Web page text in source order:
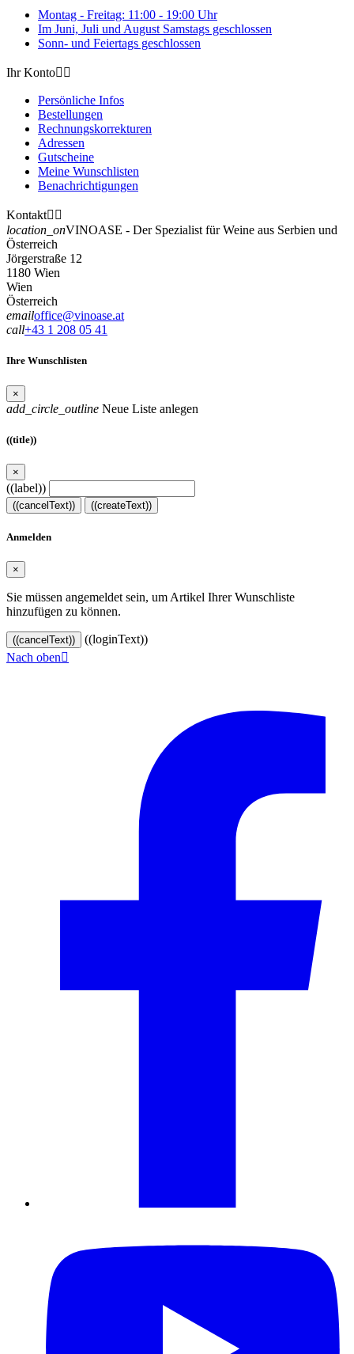
Montag - Freitag: 11:00 - 19:00 Uhr
Im Juni, Juli und August Samstags geschlossen
Sonn- und Feiertags geschlossen
Ihr Konto 
Persönliche Infos
Bestellungen
Rechnungskorrekturen
Adressen
Gutscheine
Meine Wunschlisten
Benachrichtigungen
Kontakt 
location_onVINOASE - Der Spezialist für Weine aus Serbien und
Österreich
Jörgerstraße 12
1180 Wien
Wien
Österreich
emailoffice@vinoase.at
call+43 1 208 05 41
Ihre Wunschlisten
×
add_circle_outline Neue Liste anlegen
((title))
×
((label))
((cancelText)) ((createText))
Anmelden
×
Sie müssen angemeldet sein, um Artikel Ihrer Wunschliste
hinzufügen zu können.
((cancelText))
((loginText))
Nach oben